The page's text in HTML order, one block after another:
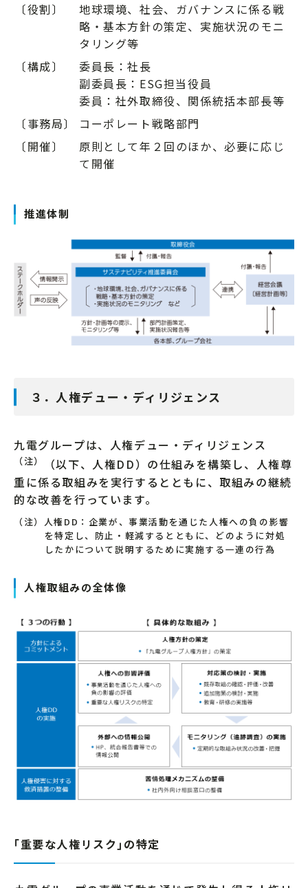
〔役割〕
地球環境、社会、ガバナンスに係る戦
略・基本方針の策定、実施状況のモニ
タリング等
〔構成〕
委員長：社長
副委員長：ESG担当役員
委員：社外取締役、関係統括本部長等
〔事務局〕
コーポレート戦略部門
〔開催〕
原則として年２回のほか、必要に応じ
て開催
推進体制
３．人権デュー・ディリジェンス
九電グループは、人権デュー・ディリジェンス
（注）
（以下、人権DD）の仕組みを構築し、人権尊
重に係る取組みを実行するとともに、取組みの継続
的な改善を行っています。
（注）人権DD：企業が、事業活動を通じた人権への負の影響
を特定し、防止・軽減するとともに、どのように対処
したかについて説明するために実施する一連の行為
人権取組みの全体像
｢重要な人権リスク｣の特定